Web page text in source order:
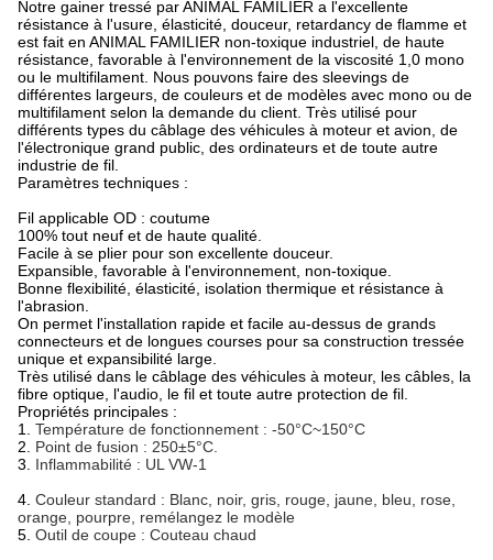
Notre gainer tressé par ANIMAL FAMILIER a l'excellente
résistance à l'usure, élasticité, douceur, retardancy de flamme et
est fait en ANIMAL FAMILIER non-toxique industriel, de haute
résistance, favorable à l'environnement de la viscosité 1,0 mono
ou le multifilament. Nous pouvons faire des sleevings de
différentes largeurs, de couleurs et de modèles avec mono ou de
multifilament selon la demande du client. Très utilisé pour
différents types du câblage des véhicules à moteur et avion, de
l'électronique grand public, des ordinateurs et de toute autre
industrie de fil.
Paramètres techniques :
Fil applicable OD : coutume
100% tout neuf et de haute qualité.
Facile à se plier pour son excellente douceur.
Expansible, favorable à l'environnement, non-toxique.
Bonne flexibilité, élasticité, isolation thermique et résistance à
l'abrasion.
On permet l'installation rapide et facile au-dessus de grands
connecteurs et de longues courses pour sa construction tressée
unique et expansibilité large.
Très utilisé dans le câblage des véhicules à moteur, les câbles, la
fibre optique, l'audio, le fil et toute autre protection de fil.
Propriétés principales :
1. Température de fonctionnement : -50°C~150°C
2. Point de fusion : 250±5°C.
3. Inflammabilité : UL VW-1
4. Couleur standard : Blanc, noir, gris, rouge, jaune, bleu, rose,
orange, pourpre, remélangez le modèle
5. Outil de coupe : Couteau chaud